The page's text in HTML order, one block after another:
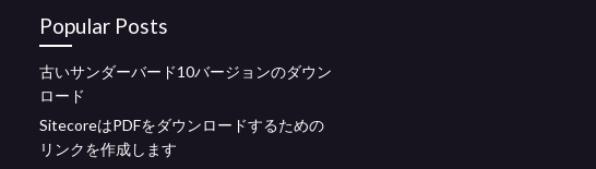
Popular Posts
古いサンダーバード10バージョンのダウン
ロード
SitecoreはPDFをダウンロードするための
リンクを作成します